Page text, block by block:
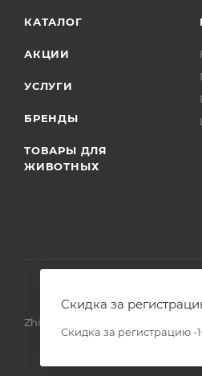
КАТАЛОГ
АКЦИИ
УСЛУГИ
БРЕНДЫ
ТОВАРЫ ДЛЯ
ЖИВОТНЫХ
Zhivoimir.kz 2026 © – Интернет-
Скидка за
Скидка за регистрацию -